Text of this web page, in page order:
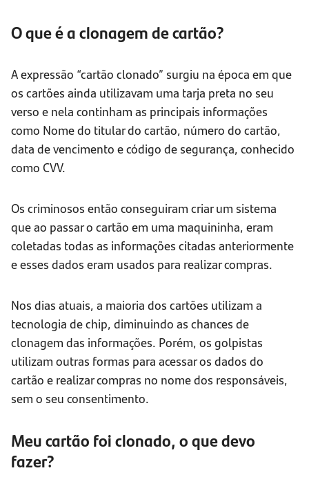
O que é a clonagem de cartão?
A expressão “cartão clonado” surgiu na época em que
os cartões ainda utilizavam uma tarja preta no seu
verso e nela continham as principais informações
como Nome do titular do cartão, número do cartão,
data de vencimento e código de segurança, conhecido
como CVV.
Os criminosos então conseguiram criar um sistema
que ao passar o cartão em uma maquininha, eram
coletadas todas as informações citadas anteriormente
e esses dados eram usados para realizar compras.
Nos dias atuais, a maioria dos cartões utilizam a
tecnologia de chip, diminuindo as chances de
clonagem das informações. Porém, os golpistas
utilizam outras formas para acessar os dados do
cartão e realizar compras no nome dos responsáveis,
sem o seu consentimento.
Meu cartão foi clonado, o que devo
fazer?